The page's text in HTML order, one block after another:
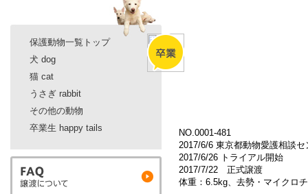
保護動物一覧トップ
犬 dog
猫 cat
うさぎ rabbit
その他の動物
卒業生 happy tails
NO.0001-481
2017/6/6 東京都動物愛護相談
2017/6/26 トライアル開始
2017/7/22 正式譲渡
体重：6.5kg、去勢・マイクロ